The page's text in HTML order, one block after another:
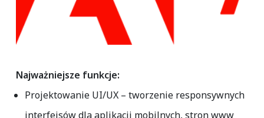
Najważniejsze funkcje:
Projektowanie UI/UX– tworzenie responsywnych
interfejsów dla aplikacji mobilnych, stron www